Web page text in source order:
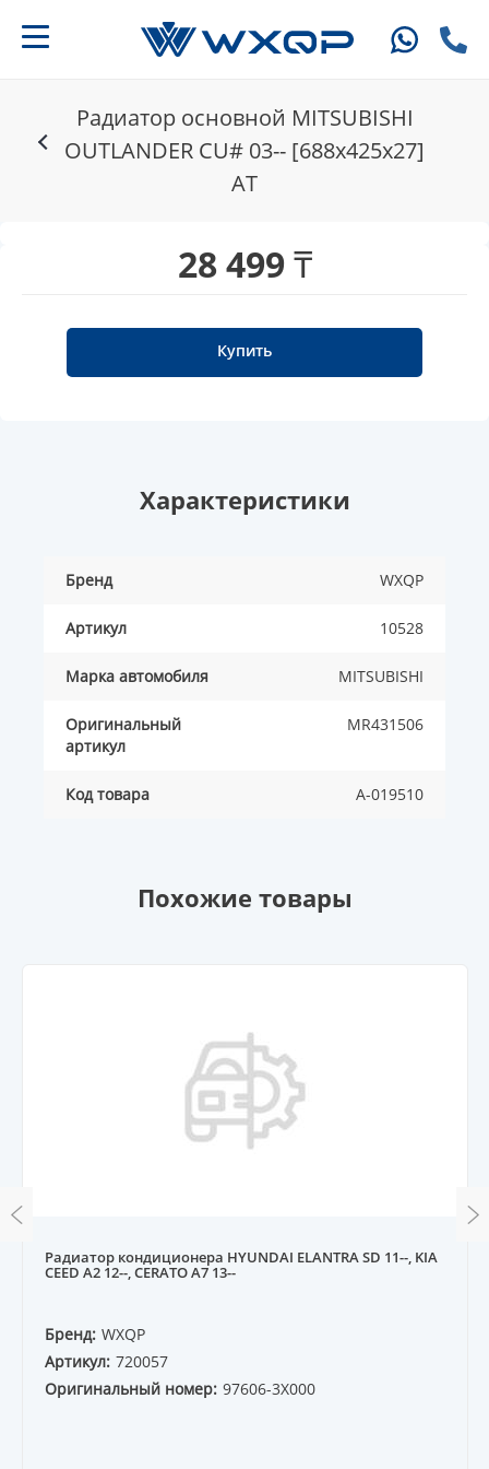
Радиатор основной MITSUBISHI
OUTLANDER CU# 03-- [688x425x27]
AT
28 499 ₸
Купить
Характеристики
Бренд WXQP
Артикул 10528
Марка автомобиля MITSUBISHI
Оригинальный
артикул
MR431506
Код товара A-019510
Похожие товары
Радиатор кондиционера HYUNDAI ELANTRA SD 11--, KIA
CEED A2 12--, CERATO A7 13--
Бренд: WXQP
Артикул: 720057
Оригинальный номер: 97606-3X000